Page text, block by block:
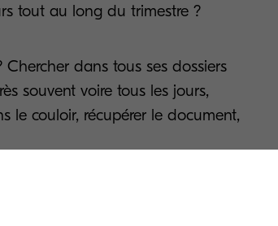
tout au long du trimestre ?
dans tous ses dossiers
souvent voire tous les jours,
le couloir, récupérer le document,
de MyQ X.